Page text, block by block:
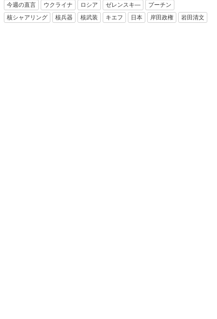
今週の直言 ウクライナ ロシア ゼレンスキ―
プーチン
核シャアリング
核兵器 核武装 キエフ 日本 岸田政権 岩田清文